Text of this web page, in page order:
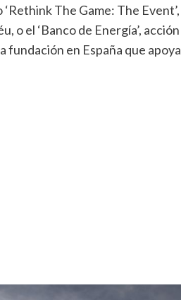
The Game: The Event’,
o el ‘Banco de Energía’, acción
fundación en España que apoya